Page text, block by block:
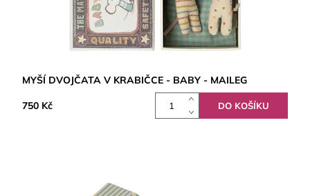
MYŠÍ DVOJČATA V KRABIČCE - BABY - MAILEG
750 Kč